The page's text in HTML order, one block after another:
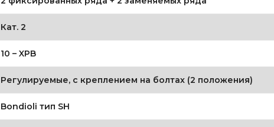
Кат. 2
10 – XPB
Регулируемые, с креплением на болтах (2 положения)
Bondioli тип SH